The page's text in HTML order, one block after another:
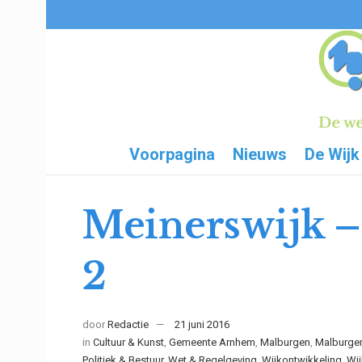
Voorpagina Nieuws De Wijk
Meinerswijk
2
door Redactie
21 juni 2016
in Cultuur & Kunst, Gemeente Arnhem, Malburgen,